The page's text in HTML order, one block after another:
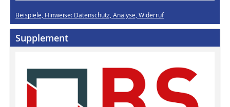
Beispiele, Hinweise: Datenschutz, Analyse, Widerruf
Supplement